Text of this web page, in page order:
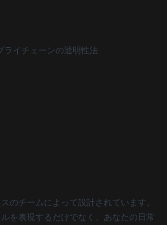
ライチェーンの透明性法
のチームによって設計されています。
を表現するだけでなく、あなたの日常